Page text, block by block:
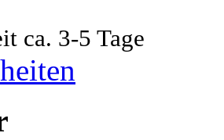
ca. 3-5 Tage